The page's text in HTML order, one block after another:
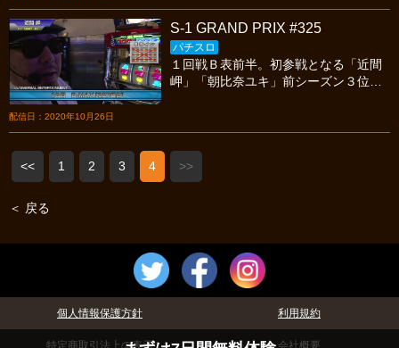
すな！
配信日：2020年10月26日
S-1 GRAND PRIX #325
パチスロ
１回戦Ｂ表前半。初参戦となる「近間
岬」「朝比奈ユキ」前シーズン３位の
<< 1 2 3 4 >>
＜ 戻る
個人情報保護方針 利用規約
特定商取引法上の表示 会社概要